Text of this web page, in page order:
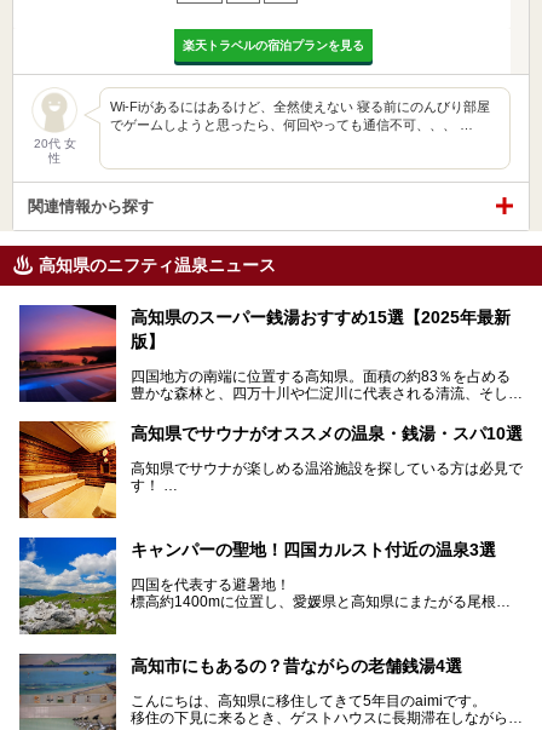
楽天トラベルの宿泊プランを見る
20代 女
性
Wi-Fiがあるにはあるけど、全然使えない 寝る前にのんびり部屋
でゲームしようと思ったら、何回やっても通信不可、、、 …
関連情報から探す
高知県のニフティ温泉ニュース
高知県のスーパー銭湯おすすめ15選【2025年最新
版】
四国地方の南端に位置する高知県。面積の約83％を占める
豊かな森林と、四万十川や仁淀川に代表される清流、そして
魅力がぎゅっと詰まった県です。
高知県はまた、カツオのたたきをはじめとする海産物や清流
で育つ川魚、大皿にごちそうがどっさり盛られた皿鉢料理、
柚子などの柑橘類、地酒といったグルメが充実していること
でも知られます。ここでは、温泉とあわせて自然の景観やグ
高知県でサウナがオススメの温泉・銭湯・スパ10選
高知県でサウナが楽しめる温浴施設を探している方は必見で
す！
ぜひこれを読んで高知のサウナ探しの参考してくださいね！
キャンパーの聖地！四国カルスト付近の温泉3選
四国を代表する避暑地！
標高約1400mに位置し、愛媛県と高知県にまたがる尾根沿
が見れる場所。
帰り温泉（お風呂）がありません。
中でもライターおすすめの３つの温泉をご紹介します。
高知市にもあるの？昔ながらの老舗銭湯4選
こんにちは、高知県に移住してきて5年目のaimiです。
移住の下見に来るとき、ゲストハウスに長期滞在しながら観